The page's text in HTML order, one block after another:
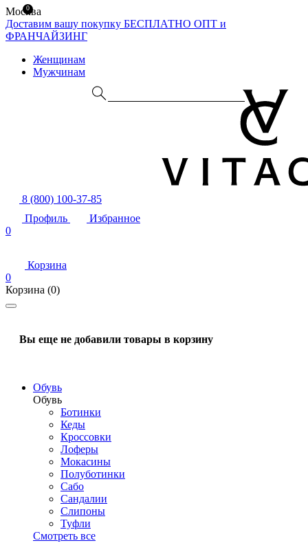
Москва
Доставим вашу покупку БЕСПЛАТНО ОПТ и
ФРАНЧАЙЗИНГ
Женщинам
Мужчинам
8 (800) 100-37-85
Профиль
Избранное
0
Корзина
0
Корзина (0)
Вы еще не добавили товары в корзину
Обувь
Обувь
Ботинки
Кеды
Кроссовки
Лоферы
Мокасины
Полуботинки
Сабо
Сандалии
Слипоны
Туфли
Смотреть все
0